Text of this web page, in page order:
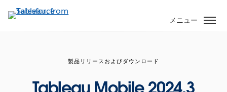
イ
メニュー
製品リリースおよびダウンロード
Tableau Mobile 2024.3